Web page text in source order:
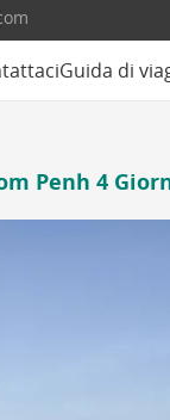
Guida di
Penh 4